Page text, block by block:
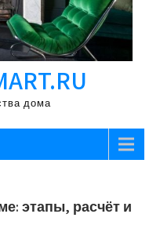
дома
этапы, расчёт и